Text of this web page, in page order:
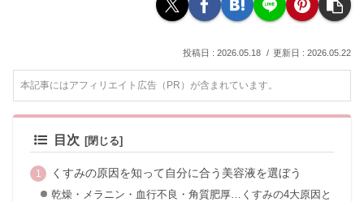
2026.05.18 2026.05.22
本記事にはアフィリエイト広告（PR）が含まれています。
目次
くすみの原因を知って自分に合う美容液を選ぼう
乾燥・メラニン・血行不良・角質肥厚…くすみの4大原因と